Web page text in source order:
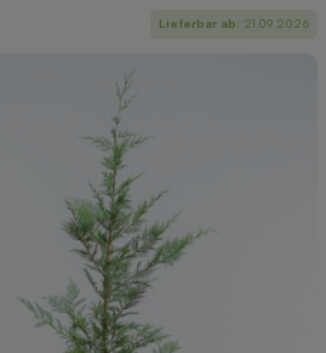
Lieferbar ab: 21.09.2026